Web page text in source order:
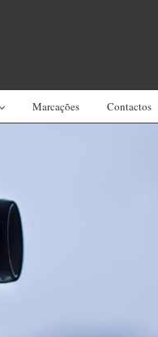
Marcações Contactos